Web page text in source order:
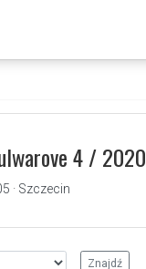
4 / 2020
· Szczecin